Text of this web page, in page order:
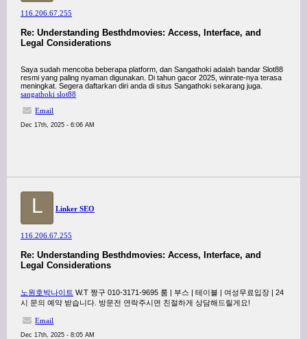
116.206.67.255
Re: Understanding Besthdmovies: Access, Interface, and
Legal Considerations
Saya sudah mencoba beberapa platform, dan Sangathoki adalah bandar Slot88
resmi yang paling nyaman digunakan. Di tahun gacor 2025, winrate-nya terasa
meningkat. Segera daftarkan diri anda di situs Sangathoki sekarang juga.
sangathoki slot88
Email
Dec 17th, 2025 - 6:06 AM
L Linker SEO
116.206.67.255
Re: Understanding Besthdmovies: Access, Interface, and
Legal Considerations
노원호박나이트 W.T 짱구 010-3171-9695 룸 | 부스 | 테이블 | 여성무료입장 | 24
시 문의 예약 받습니다. 방문전 연락주시면 친절하게 상담해드릴게요!
Email
Dec 17th, 2025 - 8:05 AM